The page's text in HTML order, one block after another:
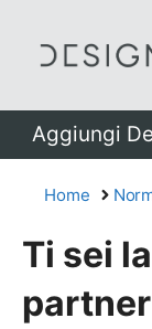
Aggiungi
Home
Ti sei